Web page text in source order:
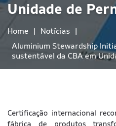
Unidade de
Home | Notícias
|
Aluminium Stewardship
sustentável da CBA em
Certificação internacional
fábrica de produtos